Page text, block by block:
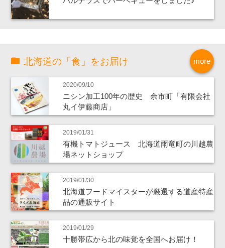
more
北海道の「食」をお届け
2020/09/10
ニシン加工100年の歴史 余市町「有限会社
丸イ伊藤商店」
2019/01/31
有機トマトジュース 北海道雨竜町の川越農
場ネットショップ
2019/01/30
北海道フードマイスターが厳選する道産特産
品の通販サイト
2019/01/29
十勝帯広から北の味覚を全国へお届け！